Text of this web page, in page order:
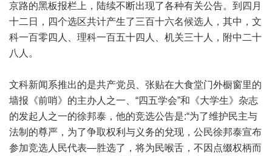
京路的黑板报栏上，陆续不断出现了各种有关公告。到四月
十二日，四个选区共计产生了三百十六名候选人，其中，文
科一百零四人、理科一百五十四人、机关三十人，附中二十
八人。
文科新闻系推出的是共产党员、张贴在大食堂门外橱窗里的
墙报《前哨》的主办人之一、“四五学会”和《大学生》杂志
的发起人之一的徐邦泰，他的竞选公告是:“为了维护民主与
法制的尊严，为了争取权利与义务的兌现，公民徐邦泰宣布
参加竞选人民代表—胜选了，将为民喉舌，不因点缀权柄而